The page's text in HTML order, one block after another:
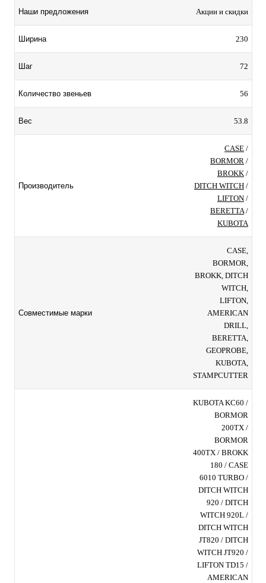
Наши предложения Акции и скидки
Ширина 230
Шаг 72
Количество звеньев 56
Вес 53.8
Производитель
CASE /
BORMOR /
BROKK /
DITCH WITCH /
LIFTON /
BERETTA/
KUBOTA
Совместимые марки
CASE,
BORMOR,
BROKK, DITCH
WITCH,
LIFTON,
AMERICAN
DRILL,
BERETTA,
GEOPROBE,
KUBOTA,
STAMPCUTTER
KUBOTA KC60 /
BORMOR
200TX /
BORMOR
400TX / BROKK
180 / CASE
6010 TURBO /
DITCH WITCH
920 / DITCH
WITCH 920L /
DITCH WITCH
JT820 / DITCH
WITCH JT920 /
LIFTON TD15 /
AMERICAN